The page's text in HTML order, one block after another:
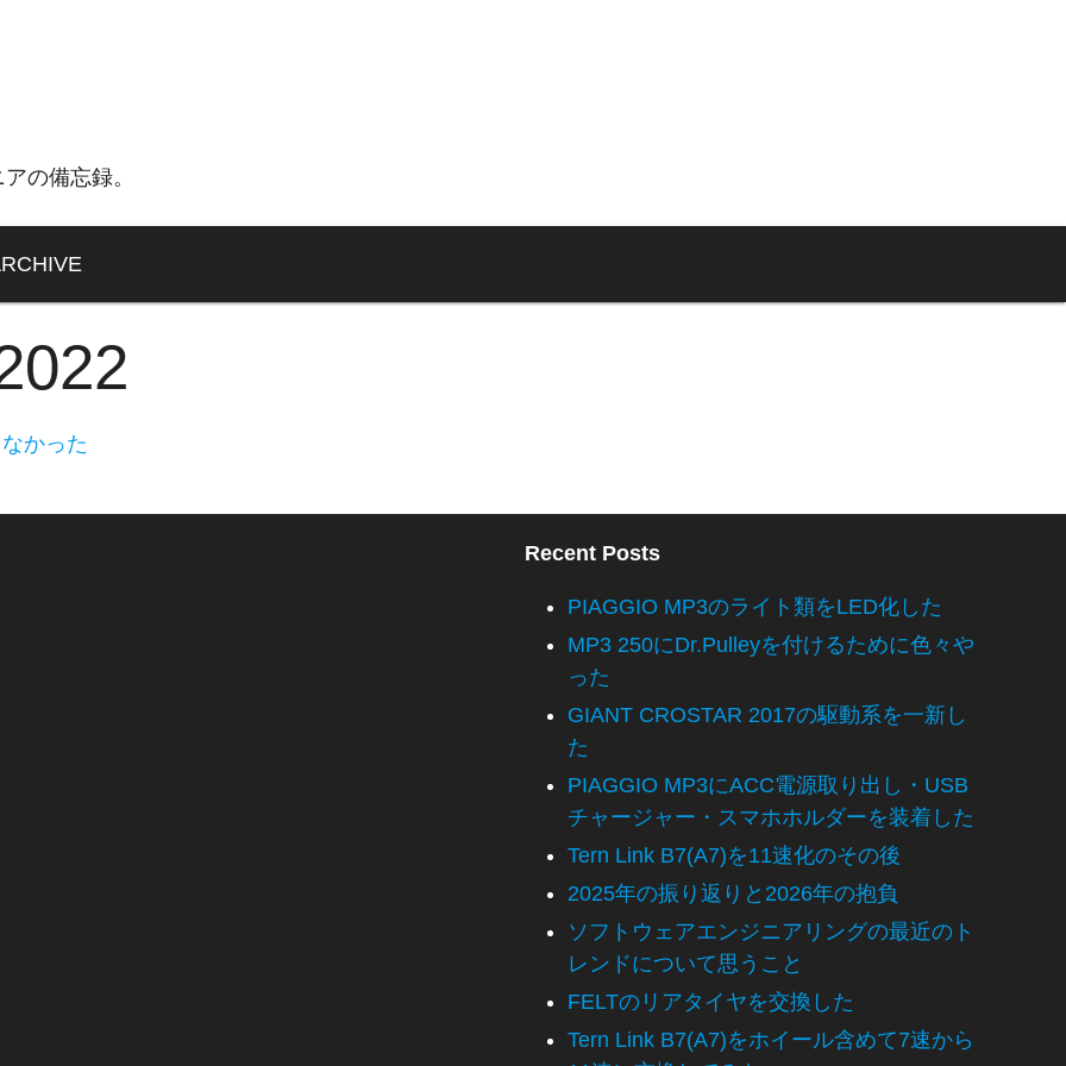
の備忘録。
かった
Recent Posts
PIAGGIO MP3のライト類をLED化した
MP3 250にDr.Pulleyを付けるために色々や
った
GIANT CROSTAR 2017の駆動系を一新し
た
PIAGGIO MP3にACC電源取り出し・USB
チャージャー・スマホホルダーを装着した
Tern Link B7(A7)を11速化のその後
2025年の振り返りと2026年の抱負
ソフトウェアエンジニアリングの最近のト
レンドについて思うこと
FELTのリアタイヤを交換した
Tern Link B7(A7)をホイール含めて7速から